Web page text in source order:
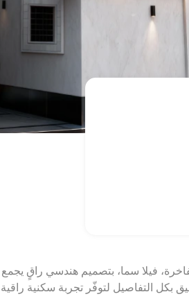
فيلا سما، بتصميم هندسي راقٍ
بكل التفاصيل لتوفّر تجربة سكنية